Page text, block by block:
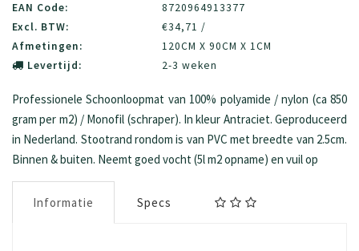
EAN Code:
8720964913377
Excl. BTW:
€34,71 /
Afmetingen:
120CM X 90CM X 1CM
Levertijd:
2-3 weken
Professionele Schoonloopmat van 100% polyamide / nylon (ca 850
gram per m2) / Monofil (schraper). In kleur Antraciet. Geproduceerd
in Nederland. Stootrand rondom is van PVC met breedte van 2.5cm.
Binnen & buiten. Neemt goed vocht (5l m2 opname) en vuil op
Informatie Specs